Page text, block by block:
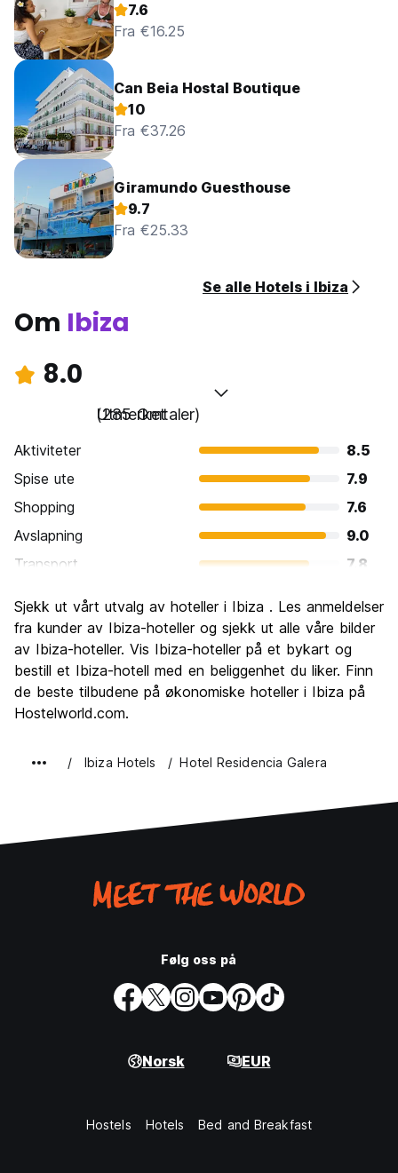
7.6
Fra €16.25
Can Beia Hostal Boutique
10
Fra €37.26
Giramundo Guesthouse
9.7
Fra €25.33
Se alle Hotels i Ibiza
Om Ibiza
8.0
Utmerket
(285 Omtaler)
Aktiviteter
8.5
Spise ute
7.9
Shopping
7.6
Avslapning
9.0
Transport
7.8
Kultur
7.2
Feste
9.1
Verdi for pengene
7.0
Sjekk ut vårt utvalg av hoteller i Ibiza . Les anmeldelser
fra kunder av Ibiza-hoteller og sjekk ut alle våre bilder
av Ibiza-hoteller. Vis Ibiza-hoteller på et bykart og
bestill et Ibiza-hotell med en beliggenhet du liker. Finn
de beste tilbudene på økonomiske hoteller i Ibiza på
Hostelworld.com.
Ibiza Hotels Hotel Residencia Galera
Følg oss på
Norsk EUR
Hostels Hotels Bed and Breakfast